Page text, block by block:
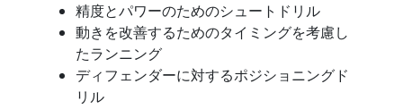
精度とパワーのためのシュートドリル
動きを改善するためのタイミングを考慮し
たランニング
ディフェンダーに対するポジショニングド
リル